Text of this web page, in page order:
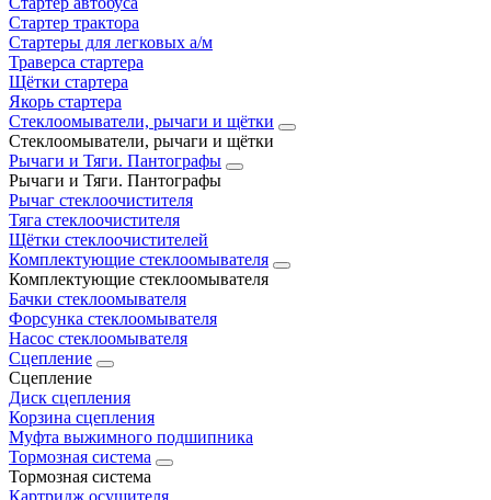
Стартер трактора
Стартеры для легковых а/м
Траверса стартера
Щётки стартера
Якорь стартера
Стеклоомыватели, рычаги и щётки
Стеклоомыватели, рычаги и щётки
Рычаги и Тяги. Пантографы
Рычаги и Тяги. Пантографы
Рычаг стеклоочистителя
Тяга стеклоочистителя
Щётки стеклоочистителей
Комплектующие стеклоомывателя
Комплектующие стеклоомывателя
Бачки стеклоомывателя
Форсунка стеклоомывателя
Насос стеклоомывателя
Сцепление
Сцепление
Диск сцепления
Корзина сцепления
Муфта выжимного подшипника
Тормозная система
Тормозная система